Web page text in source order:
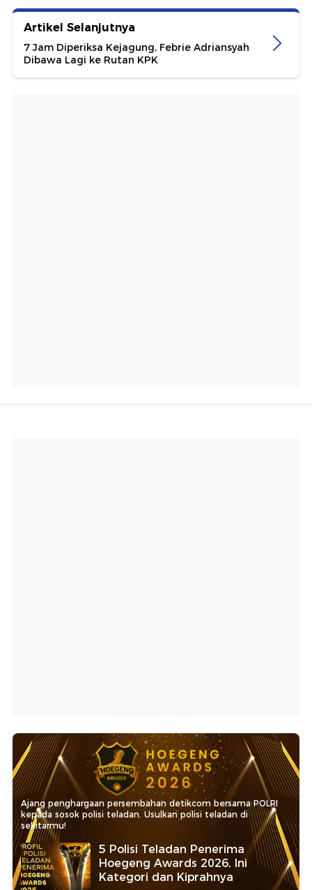
Artikel Selanjutnya
7 Jam Diperiksa Kejagung, Febrie Adriansyah
Dibawa Lagi ke Rutan KPK
Ajang penghargaan persembahan detikcom bersama POLRI
kepada sosok polisi teladan. Usulkan polisi teladan di
sekitarmu!
5 Polisi Teladan Penerima
Hoegeng Awards 2026, Ini
Kategori dan Kiprahnya